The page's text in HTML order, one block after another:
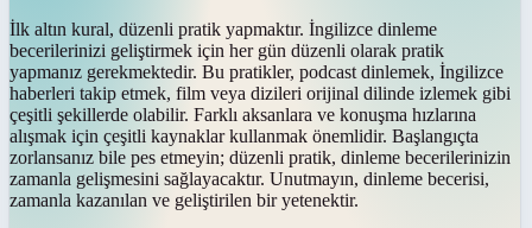
İlk altın kural, düzenli pratik yapmaktır. İngilizce dinleme
becerilerinizi geliştirmek için her gün düzenli olarak pratik
yapmanız gerekmektedir. Bu pratikler, podcast dinlemek, İngilizce
haberleri takip etmek, film veya dizileri orijinal dilinde izlemek gibi
çeşitli şekillerde olabilir. Farklı aksanlara ve konuşma hızlarına
alışmak için çeşitli kaynaklar kullanmak önemlidir. Başlangıçta
zorlansanız bile pes etmeyin; düzenli pratik, dinleme becerilerinizin
zamanla gelişmesini sağlayacaktır. Unutmayın, dinleme becerisi,
zamanla kazanılan ve geliştirilen bir yetenektir.